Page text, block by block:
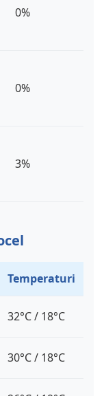
0%
0%
3%
Temperaturi
32°C / 18°C
30°C / 18°C